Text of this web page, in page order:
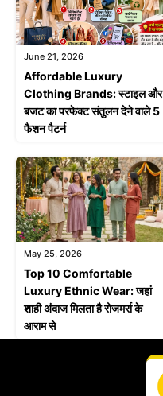
June 21, 2026
Affordable Luxury
Clothing Brands: स्टाइल और
बजट का परफेक्ट संतुलन देने वाले 5
फैशन पैटर्न
May 25, 2026
Top 10 Comfortable
Luxury Ethnic Wear: जहां
शाही अंदाज मिलता है रोजमर्रा के
आराम से